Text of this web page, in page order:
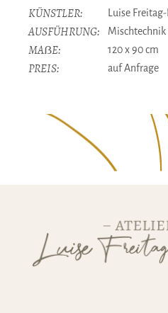
KÜNSTLER: Luise
AUSFÜHRUNG:
MAẞE: 120 x 90 cm
PREIS: auf Anfrage